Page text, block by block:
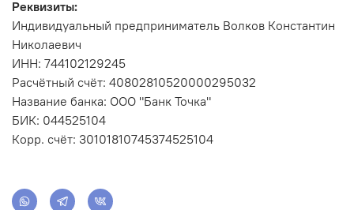
Реквизиты:
Индивидуальный предприниматель Волков Константин
Николаевич
ИНН: 744102129245
Расчётный счёт: 40802810520000295032
Название банка: ООО "Банк Точка"
БИК: 044525104
Корр. счёт: 30101810745374525104